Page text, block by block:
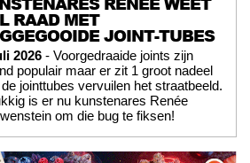
RAAD MET
JOINT-TUBES
2026 - Voorgedraaide joints zijn
populair maar er zit 1 groot nadeel
jointtubes vervuilen het straatbeeld.
is er nu kunstenares Renée
om die bug te fiksen!